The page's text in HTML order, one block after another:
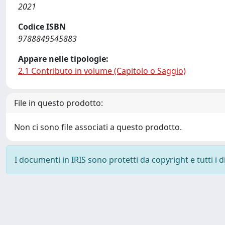
2021
Codice ISBN
9788849545883
Appare nelle tipologie:
2.1 Contributo in volume (Capitolo o Saggio)
File in questo prodotto:
Non ci sono file associati a questo prodotto.
I documenti in IRIS sono protetti da copyright e tutti i